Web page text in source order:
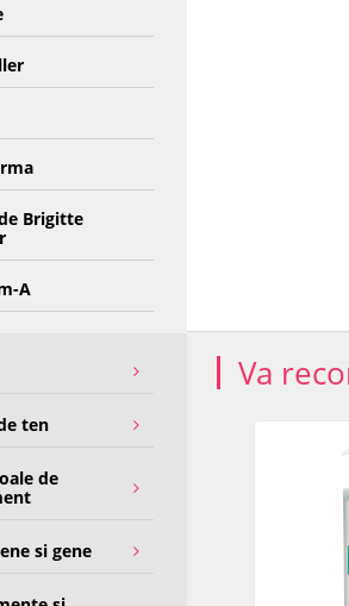
Brigitte
A
ten
de
si gene
Va